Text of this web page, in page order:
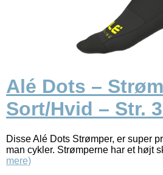
Alé Dots –
Sort/Hvid – Str.
Disse Alé Dots Strømper, er super
man cykler. Strømperne har et højt
mere)